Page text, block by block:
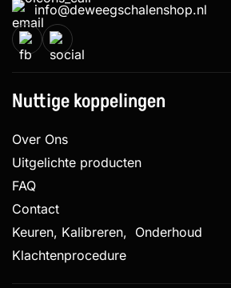
info@deweegschalenshop.nl
Nuttige koppelingen
Over Ons
Uitgelichte producten
FAQ
Contact
Keuren, Kalibreren, Onderhoud
Klachtenprocedure